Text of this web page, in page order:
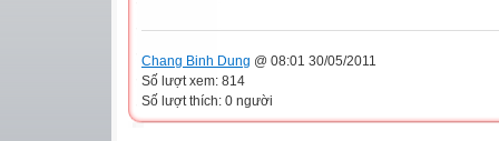
Chang Binh Dung @ 08:01 30/05/2011
Số lượt xem: 814
Số lượt thích: 0 người